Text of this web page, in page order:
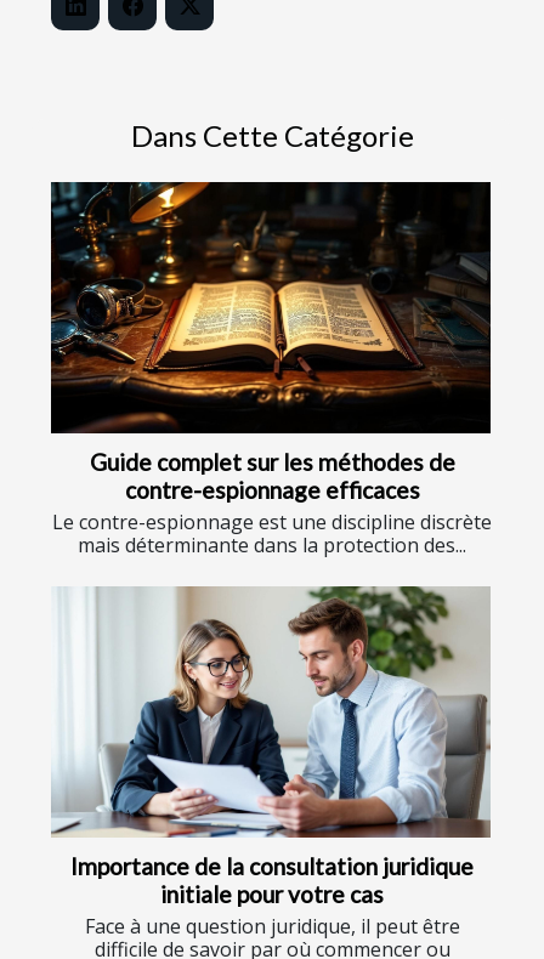
Dans Cette Catégorie
Guide complet sur les méthodes de
contre-espionnage efficaces
Le contre-espionnage est une discipline discrète
mais déterminante dans la protection des...
Importance de la consultation juridique
initiale pour votre cas
Face à une question juridique, il peut être
difficile de savoir par où commencer ou